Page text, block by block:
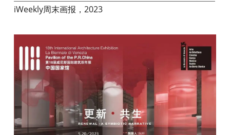
iWeekly周末画报，2023